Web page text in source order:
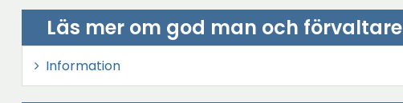
Läs mer om god man och förvaltare
Information